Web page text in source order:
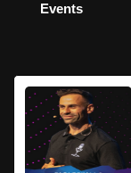
Events